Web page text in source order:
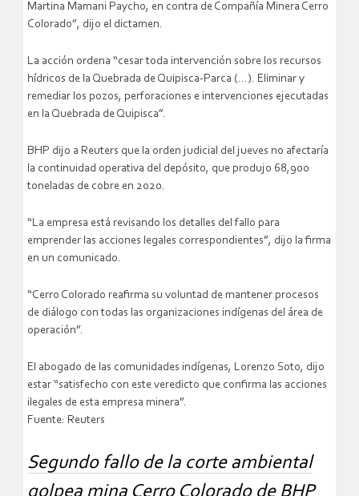
Martina Mamani Paycho, en contra de Compañía Minera Cerro
Colorado”, dijo el dictamen.
La acción ordena “cesar toda intervención sobre los recursos
hídricos de la Quebrada de Quipisca-Parca (…). Eliminar y
remediar los pozos, perforaciones e intervenciones ejecutadas
en la Quebrada de Quipisca”.
BHP dijo a Reuters que la orden judicial del jueves no afectaría
la continuidad operativa del depósito, que produjo 68,900
toneladas de cobre en 2020.
“La empresa está revisando los detalles del fallo para
emprender las acciones legales correspondientes”, dijo la firma
en un comunicado.
“Cerro Colorado reafirma su voluntad de mantener procesos
de diálogo con todas las organizaciones indígenas del área de
operación”.
El abogado de las comunidades indígenas, Lorenzo Soto, dijo
estar “satisfecho con este veredicto que confirma las acciones
ilegales de esta empresa minera”.
Fuente: Reuters
Segundo fallo de la corte ambiental